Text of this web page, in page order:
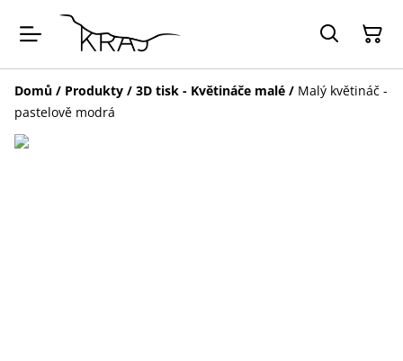
Domů / Produkty / 3D tisk - Květináče malé / Malý květináč -
pastelově modrá